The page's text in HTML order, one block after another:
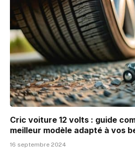
Cric voiture 12 volts : guide
meilleur modèle adapté à vos
16 septembre 2024